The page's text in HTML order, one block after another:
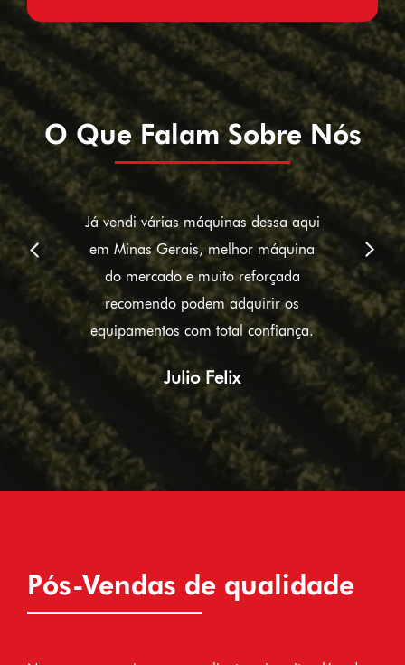
O Que Falam Sobre Nós
Já vendi várias máquinas dessa aqui
em Minas Gerais, melhor máquina
do mercado e muito reforçada
recomendo podem adquirir os
equipamentos com total confiança.
Julio Felix
Pós-Vendas de qualidade